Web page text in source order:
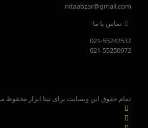
nitaabzar@gmail.com
تماس با ما
021-55242537
021-55250972
تمام حقوق این وبسایت برای نیتا ابزار محفوظ